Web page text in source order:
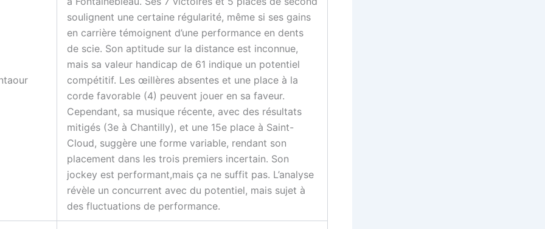
soulignent une certaine régularité, même si ses gains
en carrière témoignent d’une performance en dents
de scie. Son aptitude sur la distance est inconnue,
mais sa valeur handicap de 61 indique un potentiel
compétitif. Les œillères absentes et une place à la
corde favorable (4) peuvent jouer en sa faveur.
Cependant, sa musique récente, avec des résultats
mitigés (3e à Chantilly), et une 15e place à Saint-
Cloud, suggère une forme variable, rendant son
placement dans les trois premiers incertain. Son
jockey est performant,mais ça ne suffit pas. L’analyse
révèle un concurrent avec du potentiel, mais sujet à
des fluctuations de performance.